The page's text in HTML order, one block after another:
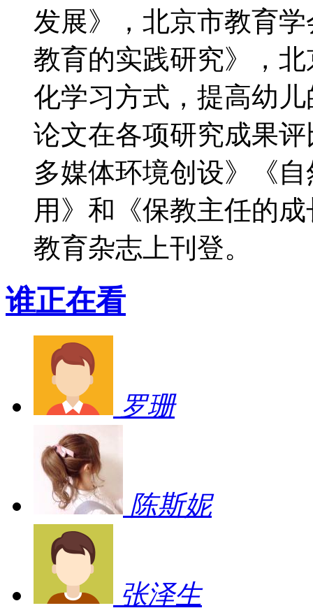
发展》，北京市教育
教育的实践研究》，
化学习方式，提高幼
论文在各项研究成果
多媒体环境创设》《
用》和《保教主任的
教育杂志上刊登。
谁正在看
罗珊
陈斯妮
张泽生